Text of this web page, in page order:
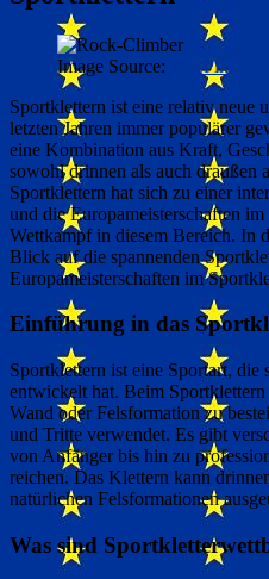
Image Source:
FreePik
Sportklettern ist eine relativ neue
letzten Jahren immer populärer
eine Kombination aus Kraft,
sowohl drinnen als auch draußen
Sportklettern hat sich zu einer
und die Europameisterschaften
Wettkampf in diesem Bereich. In
Blick auf die spannenden
Europameisterschaften im
Einführung in das
Sportklettern ist eine Sportart, die
entwickelt hat. Beim
Wand oder Felsformation zu
und Tritte verwendet. Es gibt
von Anfänger bis hin zu
reichen. Das Klettern kann
natürlichen Felsformationen
Was sind